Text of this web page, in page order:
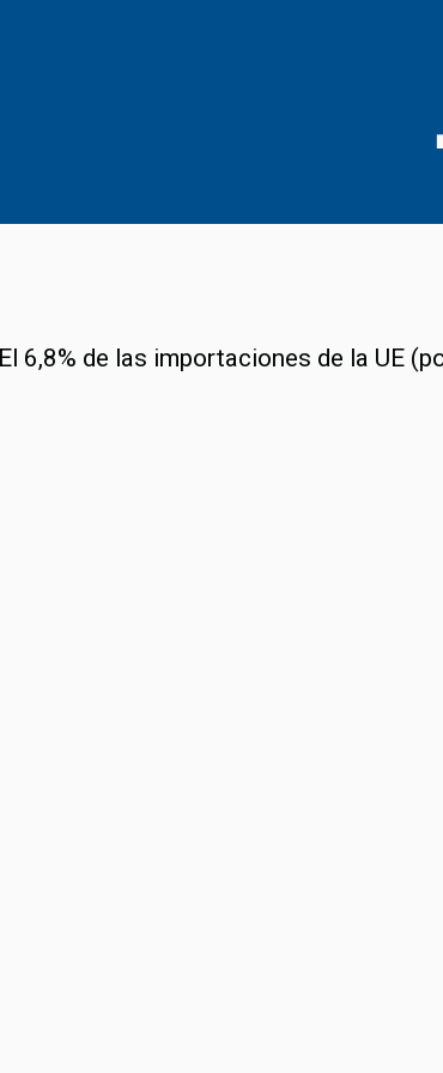
El 6,8% de las importaciones de la UE